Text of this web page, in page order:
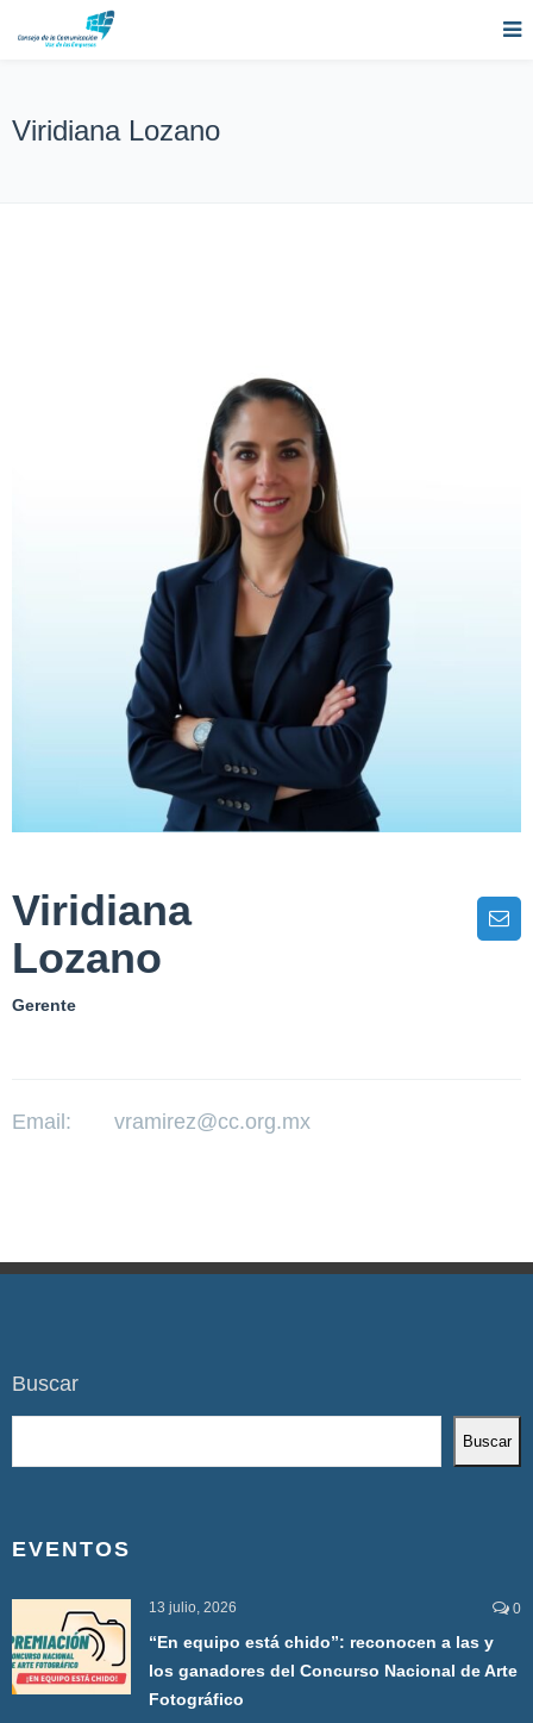
Viridiana Lozano
Viridiana
Lozano
Gerente
Email: vramirez@cc.org.mx
Buscar
Buscar
EVENTOS
13 julio, 2026 0
“En equipo está chido”: reconocen a las y
los ganadores del Concurso Nacional de Arte
Fotográfico